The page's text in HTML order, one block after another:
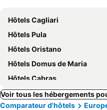
Hôtels Cagliari
Hôtels Pula
Hôtels Oristano
Hôtels Domus de Maria
Hôtels Cabras
Voir tous les hébergements
Comparateur d'hôtels